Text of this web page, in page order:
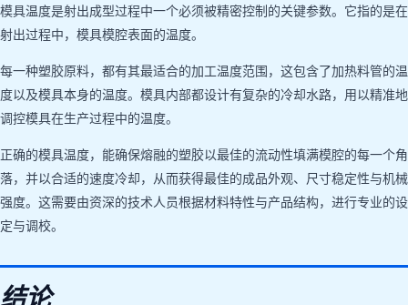
模具温度是射出成型过程中一个必须被精密控制的关键参数。它指的是在
射出过程中，模具模腔表面的温度。
每一种塑胶原料，都有其最适合的加工温度范围，这包含了加热料管的温
度以及模具本身的温度。模具内部都设计有复杂的冷却水路，用以精准地
调控模具在生产过程中的温度。
正确的模具温度，能确保熔融的塑胶以最佳的流动性填满模腔的每一个角
落，并以合适的速度冷却，从而获得最佳的成品外观、尺寸稳定性与机械
强度。这需要由资深的技术人员根据材料特性与产品结构，进行专业的设
定与调校。
结论